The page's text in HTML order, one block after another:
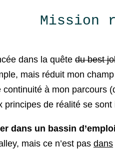
Mission
dans la quête du best
mais réduit mon
continuité à mon parcours
principes de réalité se sont
dans un bassin
mais ce n’est pas dans